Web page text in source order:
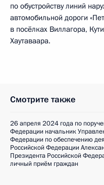
по обустройству линий
автомобильной дороги
в посёлках Виллагора,
Хаутаваара.
Смотрите также
26 апреля 2024 года по
Федерации начальник
Федерации по обеспечению
Российской Федерации
Президента Российской
личный приём граждан